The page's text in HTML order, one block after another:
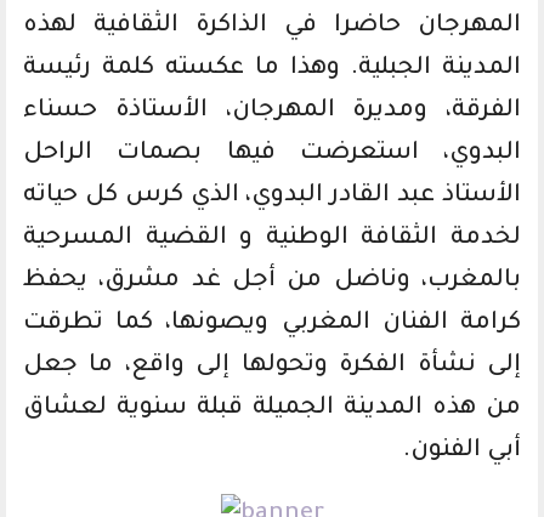
المهرجان حاضرا في الذاكرة الثقافية لهذه
المدينة الجبلية. وهذا ما عكسته كلمة رئيسة
الفرقة، ومديرة المهرجان، الأستاذة حسناء
البدوي، استعرضت فيها بصمات الراحل
الأستاذ عبد القادر البدوي، الذي كرس كل حياته
لخدمة الثقافة الوطنية و القضية المسرحية
بالمغرب، وناضل من أجل غد مشرق، يحفظ
كرامة الفنان المغربي ويصونها، كما تطرقت
إلى نشأة الفكرة وتحولها إلى واقع، ما جعل
من هذه المدينة الجميلة قبلة سنوية لعشاق
أبي الفنون.